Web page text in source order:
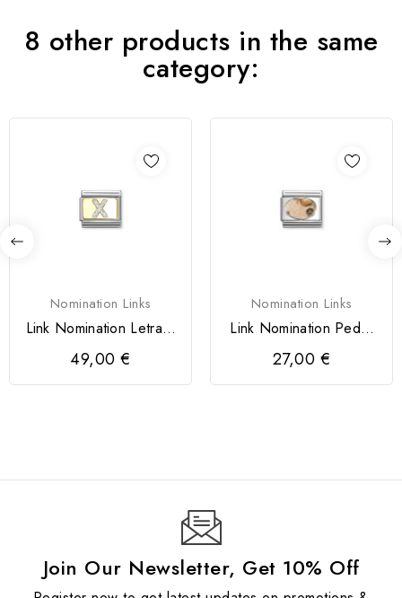
8 other products in the same
category:
Nomination Links
Link Nomination Letra X
glitter
49,00 €
Nomination Links
Link Nomination Pedra
Castanha
27,00 €
Join Our Newsletter, Get 10% Off